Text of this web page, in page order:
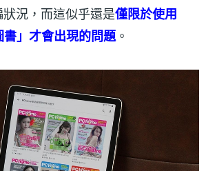
況，而這似乎還是僅限於使用
書」才會出現的問題 。